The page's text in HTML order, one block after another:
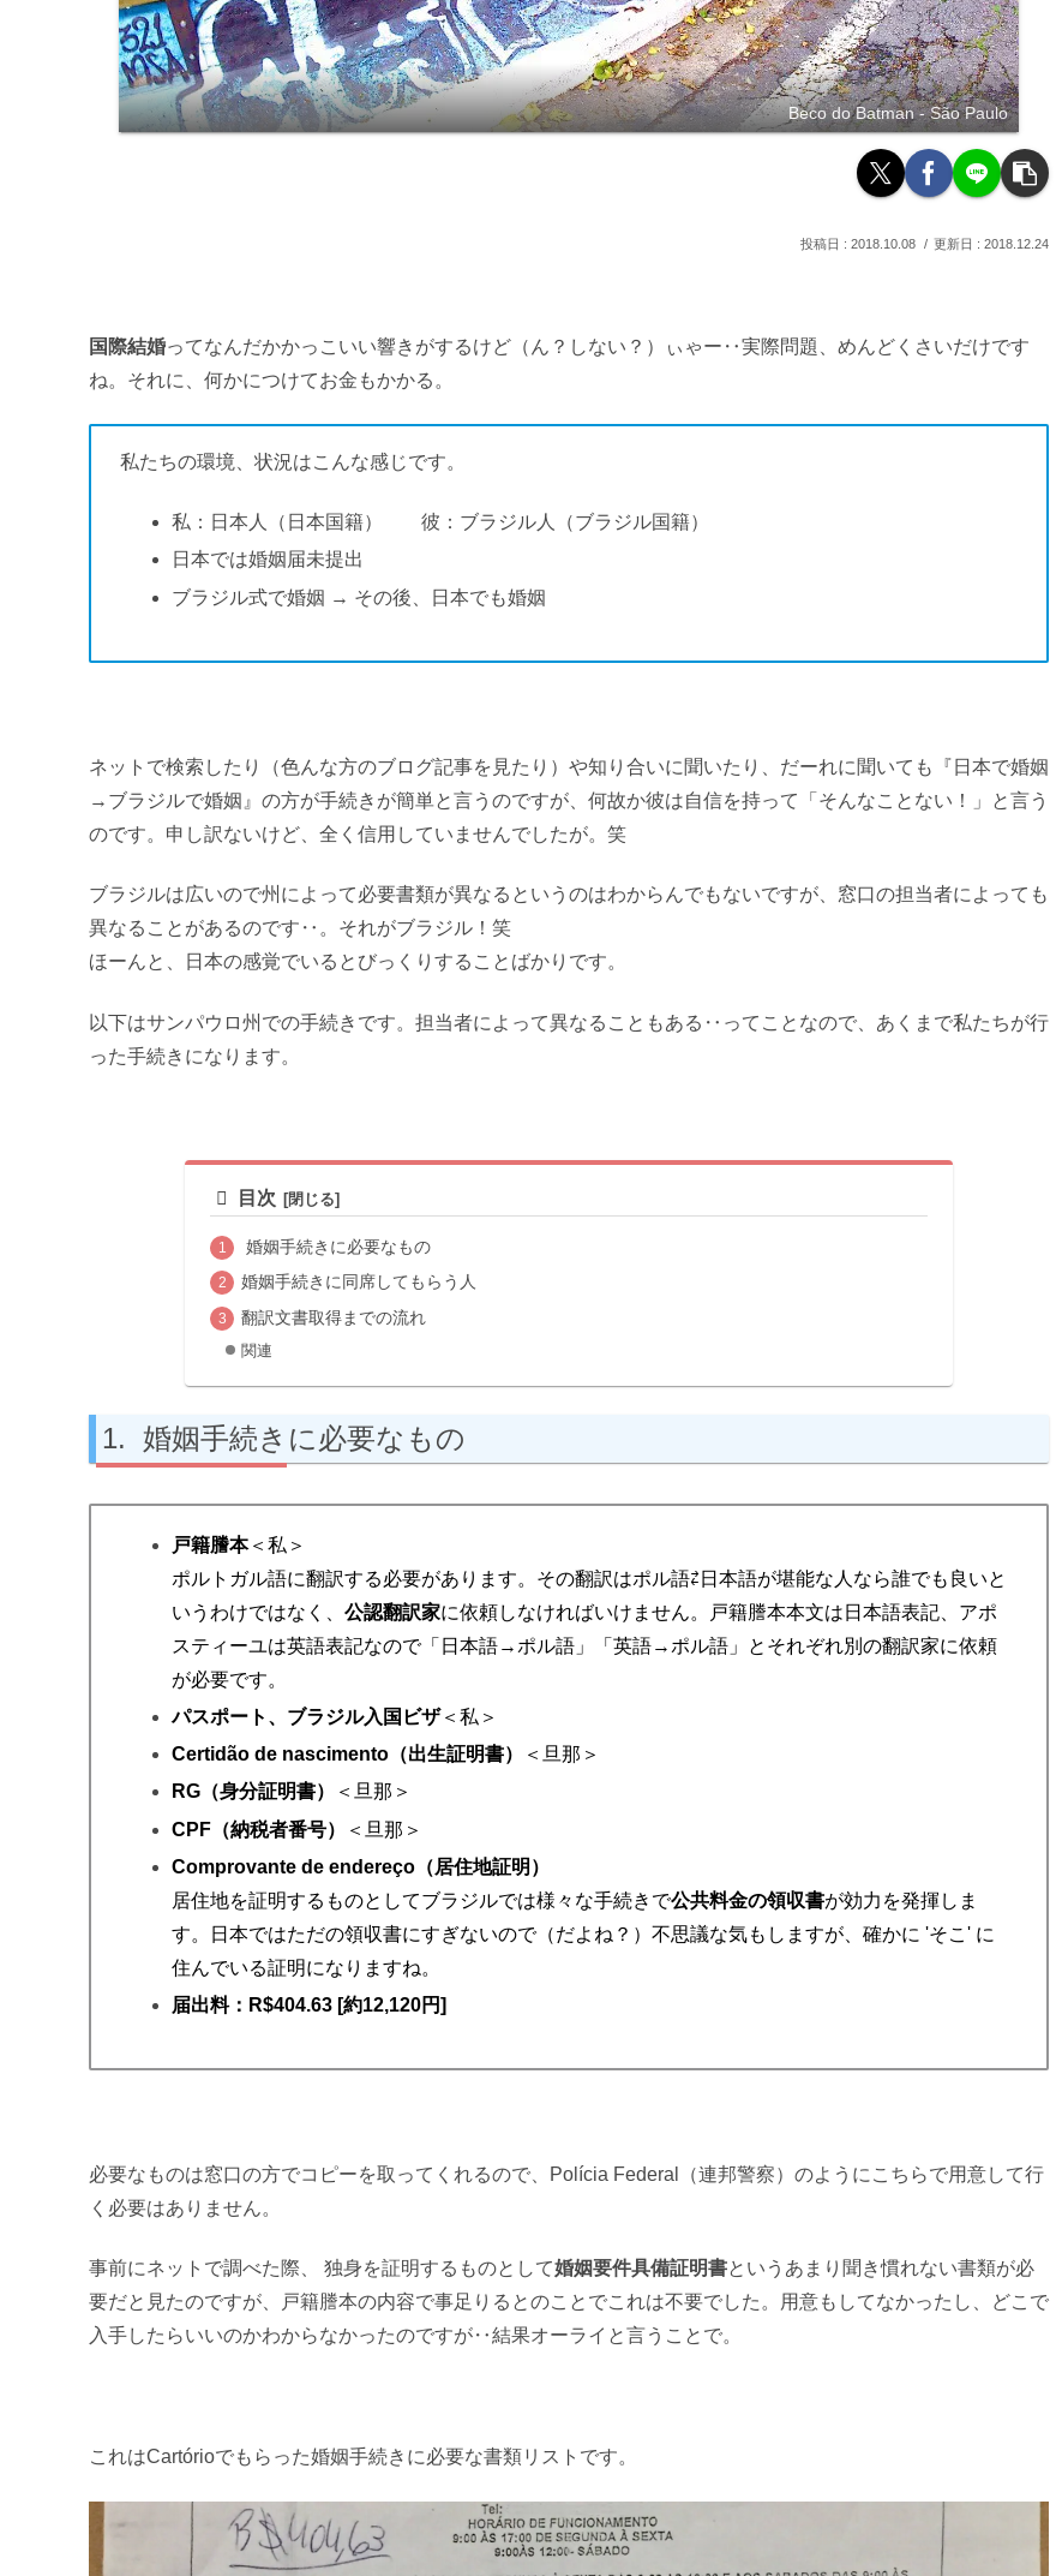
Beco do Batman - São Paulo
2018.10.08 2018.12.24
国際結婚ってなんだかかっこいい響きがするけど（ん？しない？）ぃゃー‥実際問題、めんどくさいだけです
ね。それに、何かにつけてお金もかかる。
私たちの環境、状況はこんな感じです。
私：日本人（日本国籍） 彼：ブラジル人（ブラジル国籍）
日本では婚姻届未提出
ブラジル式で婚姻 → その後、日本でも婚姻
ネットで検索したり（色んな方のブログ記事を見たり）や知り合いに聞いたり、だーれに聞いても『日本で婚姻
→ブラジルで婚姻』の方が手続きが簡単と言うのですが、何故か彼は自信を持って「そんなことない！」と言う
のです。申し訳ないけど、全く信用していませんでしたが。笑
ブラジルは広いので州によって必要書類が異なるというのはわからんでもないですが、窓口の担当者によっても
異なることがあるのです‥。それがブラジル！笑
ほーんと、日本の感覚でいるとびっくりすることばかりです。
以下はサンパウロ州での手続きです。担当者によって異なることもある‥ってことなので、あくまで私たちが行
った手続きになります。
目次
婚姻手続きに必要なもの
婚姻手続きに同席してもらう人
翻訳文書取得までの流れ
関連
婚姻手続きに必要なもの
戸籍謄本＜私＞
ポルトガル語に翻訳する必要があります。その翻訳はポル語⇄日本語が堪能な人なら誰でも良いと
いうわけではなく、公認翻訳家に依頼しなければいけません。戸籍謄本本文は日本語表記、アポ
スティーユは英語表記なので「日本語→ポル語」「英語→ポル語」とそれぞれ別の翻訳家に依頼
が必要です。
パスポート、 ブラジル入国ビザ＜私＞
Certidão de nascimento（出生証明書）
＜旦那＞
RG（身分証明書）
＜旦那＞
CPF（納税者番号）
＜旦那＞
Comprovante de endereço（居住地証明）
居住地を証明するものとしてブラジルでは様々な手続きで公共料金の領収書が効力を発揮しま
す。日本ではただの領収書にすぎないので（だよね？）不思議な気もしますが、確かに 'そこ' に
住んでいる証明になりますね。
届出料：R$404.63 [約12,120円]
必要なものは窓口の方でコピーを取ってくれるので、Polícia Federal（連邦警察）のようにこちらで用意して行
く必要はありません。
事前にネットで調べた際、 独身を証明するものとして婚姻要件具備証明書というあまり聞き慣れない書類が必
要だと見たのですが、戸籍謄本の内容で事足りるとのことでこれは不要でした。用意もしてなかったし、どこで
入手したらいいのかわからなかったのですが‥結果オーライと言うことで。
これはCartórioでもらった婚姻手続きに必要な書類リストです。